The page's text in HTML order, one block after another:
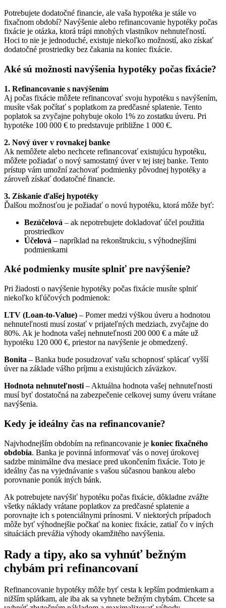
Potrebujete dodatočné financie, ale vaša hypotéka je stále vo
fixačnom období? Navýšenie alebo refinancovanie hypotéky počas
fixácie je otázka, ktorá trápi mnohých vlastníkov nehnuteľností.
Hoci to nie je jednoduché, existuje niekoľko možností, ako získať
dodatočné prostriedky bez čakania na koniec fixácie.
Aké sú možnosti navýšenia hypotéky počas fixácie?
1. Refinancovanie s navýšením
Aj počas fixácie môžete refinancovať svoju hypotéku s navýšením,
musíte však počítať s poplatkom za predčasné splatenie. Tento
poplatok sa zvyčajne pohybuje okolo 1% zo zostatku úveru. Pri
hypotéke 100 000 € to predstavuje približne 1 000 €.
2. Nový úver v rovnakej banke
Ak nemôžete alebo nechcete refinancovať existujúcu hypotéku,
môžete požiadať o nový samostatný úver v tej istej banke. Tento
prístup vám umožní zachovať podmienky pôvodnej hypotéky a
zároveň získať dodatočné financie.
3. Získanie ďalšej hypotéky
Ďalšou možnosťou je požiadať o novú hypotéku, ktorá môže byť:
Bezúčelová – ak nepotrebujete dokladovať účel použitia
prostriedkov
Účelová – napríklad na rekonštrukciu, s výhodnejšími
podmienkami
Aké podmienky musíte splniť pre navýšenie?
Pri žiadosti o navýšenie hypotéky počas fixácie musíte splniť
niekoľko kľúčových podmienok:
LTV (Loan-to-Value) – Pomer medzi výškou úveru a hodnotou
nehnuteľnosti musí zostať v prijateľných medziach, zvyčajne do
80%. Ak je hodnota vašej nehnuteľnosti 200 000 € a máte už
hypotéku 120 000 €, priestor na navýšenie je obmedzený.
Bonita – Banka bude posudzovať vašu schopnosť splácať vyšší
úver na základe vášho príjmu a existujúcich záväzkov.
Hodnota nehnuteľnosti – Aktuálna hodnota vašej nehnuteľnosti
musí byť dostatočná na zabezpečenie celkovej sumy úveru vrátane
navýšenia.
Kedy je ideálny čas na refinancovanie?
Najvhodnejším obdobím na refinancovanie je koniec fixačného
obdobia. Banka je povinná informovať vás o novej úrokovej
sadzbe minimálne dva mesiace pred ukončením fixácie. Toto je
ideálny čas na vyjednávanie s vašou súčasnou bankou alebo
porovnanie ponúk iných bánk.
Ak potrebujete navýšiť hypotéku počas fixácie, dôkladne zvážte
všetky náklady vrátane poplatkov za predčasné splatenie a
porovnajte ich s potenciálnymi prínosmi. V niektorých prípadoch
môže byť výhodnejšie počkať na koniec fixácie, zatiaľ čo v iných
situáciách prevážia výhody okamžitého navýšenia.
Rady a tipy, ako sa vyhnúť bežným
chybám pri refinancovaní
Refinancovanie hypotéky môže byť cesta k lepším podmienkam a
nižším splátkam, ale iba ak sa vyhnete bežným chybám. Chcete sa